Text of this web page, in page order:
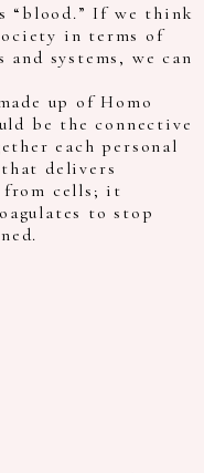
“blood.” If we think
in terms of
systems, we can
up of Homo
be the connective
each personal
delivers
from cells; it
to stop